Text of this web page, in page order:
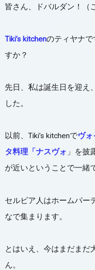
皆さん、ドバルダン！（
Tiki’s kitchenのティヤナ
すか？
先日、私は誕生日を迎え
した。
以前、Tiki’s kitchenでヴォ
タ料理「ナスヴォ 」を披
が近いということで一緒
セルビア人はホームパー
なで集まります。
とはいえ、今はまだまだ
ん。